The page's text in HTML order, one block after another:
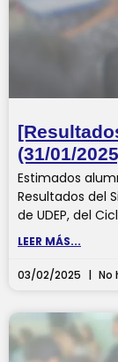
(31/01/
Estimados
Resultados del
de UDEP, del
LEER MÁS...
03/02/2025 No